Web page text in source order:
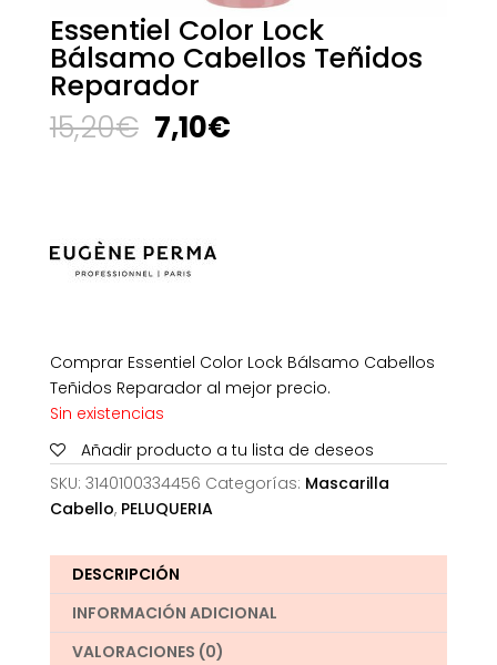
Essentiel Color Lock
Bálsamo Cabellos Teñidos
Reparador
15,20€ El
precio
7,10€El
Comprar Essentiel Color Lock Bálsamo Cabellos
Teñidos Reparador al mejor precio.
Sin existencias
Añadir producto a tu lista de deseos
SKU: 3140100334456 Categorías: Mascarilla
Cabello, PELUQUERIA
DESCRIPCIÓN
INFORMACIÓN ADICIONAL
VALORACIONES (0)